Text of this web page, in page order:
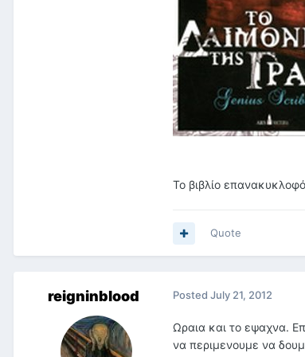
To βιβλίο
Quote
reigninblood Posted July 21, 2012
Ωραια και το εψαχνα.
να περιμενουμε να